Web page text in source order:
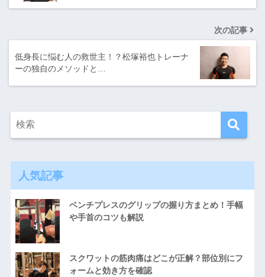
次の記事
低身長に悩む人の救世主！？松塚裕也トレーナ
ーの独自のメソッドと…
人気記事
ベンチプレスのグリップの握り方まとめ！手幅
や手首のコツも解説
スクワットの筋肉痛はどこが正解？部位別にフ
ォームと効き方を確認